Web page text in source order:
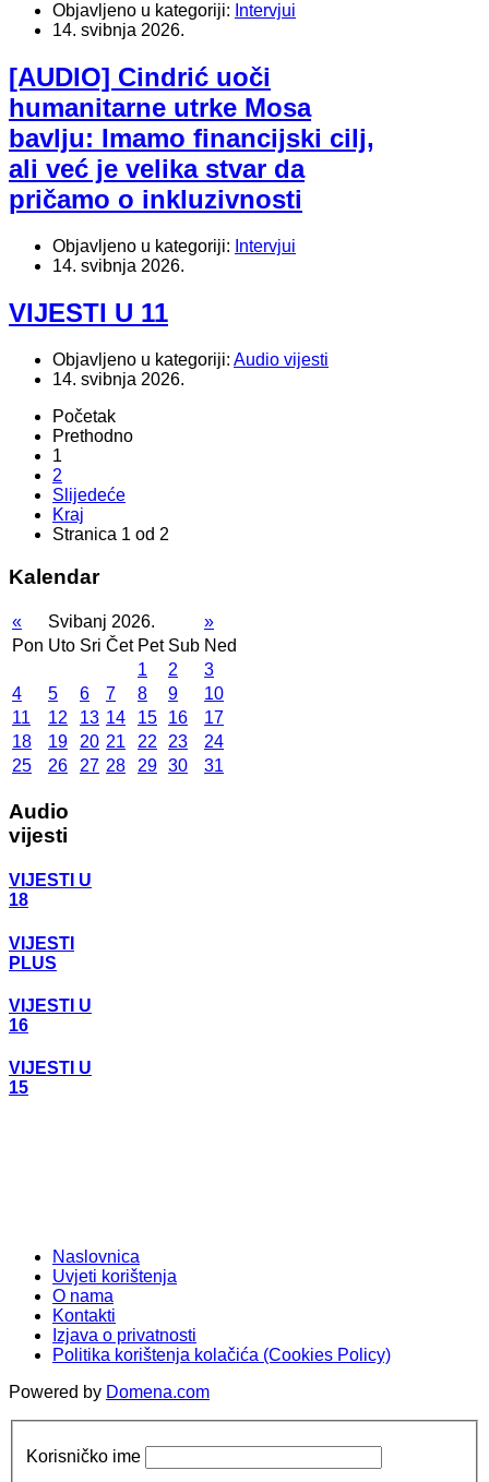
Objavljeno u kategoriji: Intervjui
14. svibnja 2026.
[AUDIO] Cindrić uoči
humanitarne utrke Mosa
bavlju: Imamo financijski cilj,
ali već je velika stvar da
pričamo o inkluzivnosti
Objavljeno u kategoriji: Intervjui
14. svibnja 2026.
VIJESTI U 11
Objavljeno u kategoriji: Audio vijesti
14. svibnja 2026.
Početak
Prethodno
1
2
Slijedeće
Kraj
Stranica 1 od 2
Kalendar
« Svibanj 2026.
»
Pon Uto Sri Čet Pet Sub Ned
1
2
3
4
5 6 7 8 9
10
11
12 13 14 15 16
17
18
19 20 21 22 23
24
25
26 27 28 29 30 31
Audio
vijesti
VIJESTI U
18
VIJESTI
PLUS
VIJESTI U
16
VIJESTI U
15
Naslovnica
Uvjeti korištenja
O nama
Kontakti
Izjava o privatnosti
Politika korištenja kolačića (Cookies Policy)
Powered by Domena.com
Korisničko ime